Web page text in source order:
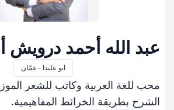
عبد الله أحمد درويش
ابو علندا - عمّان
محب للغة العربية وكاتب للشعر
الشرح بطريقة الخرائط المفاهيمية.